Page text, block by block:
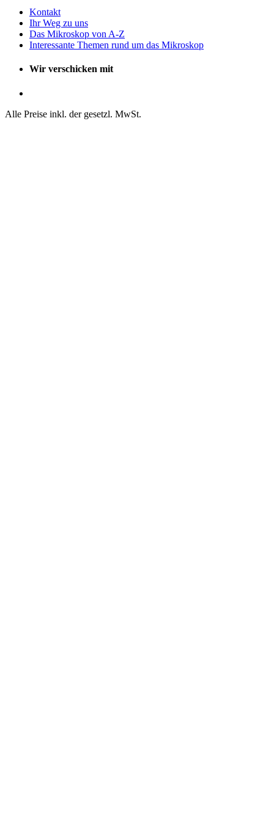
Kontakt
Ihr Weg zu uns
Das Mikroskop von A-Z
Interessante Themen rund um das Mikroskop
Wir verschicken mit
Alle Preise inkl. der gesetzl. MwSt.